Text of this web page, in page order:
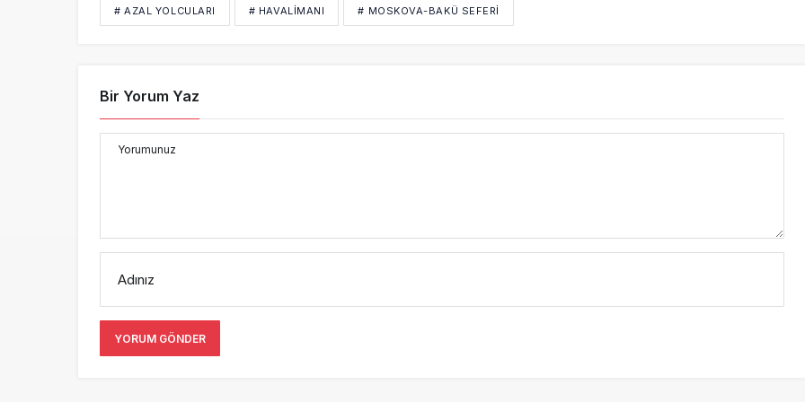
# AZAL YOLCULARI # HAVALİMANI # MOSKOVA-BAKÜ SEFERI
Bir Yorum Yaz
Yorumunuz
Adınız
YORUM GÖNDER